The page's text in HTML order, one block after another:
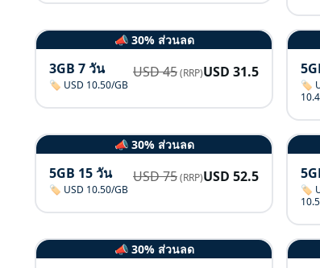
📣 30% ส่วนลด
3GB 7 วัน
🏷️ USD 10.50/GB
USD45(RRP)USD 31.5
🏷️
📣 30% ส่วนลด
5GB 15 วัน
🏷️ USD 10.50/GB
USD75(RRP)USD 52.5
🏷️
📣 30% ส่วนลด